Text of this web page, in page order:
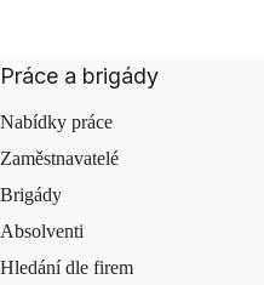
Práce a brigády
Nabídky práce
Zaměstnavatelé
Brigády
Absolventi
Hledání dle firem